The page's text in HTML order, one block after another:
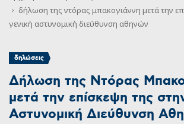
δήλωση της ντόρας μπακογιάννη μετά την
γενική αστυνομική διεύθυνση αθηνών
δηλώσεις
Δήλωση της Ντόρας
μετά την επίσκεψη της
Αστυνομική Διεύθυνση